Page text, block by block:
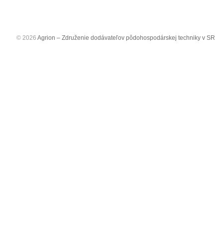
© 2026 Agrion – Združenie dodávateľov pôdohospodárskej techniky v SR